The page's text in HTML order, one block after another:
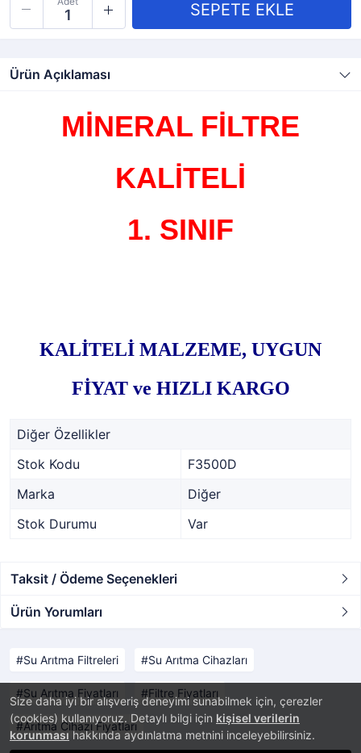
Size daha iyi bir alışveriş deneyimi sunabilmek için, çerezler
(cookies) kullanıyoruz. Detaylı bilgi için kişisel verilerin
korunmasıhakkında aydınlatma metnini inceleyebilirsiniz.
Ürün Açıklaması
MİNERAL FİLTRE
KALİTELİ
1. SINIF
KALİTELİ MALZEME, UYGUN
FİYAT ve HIZLI KARGO
Diğer Özellikler
Stok Kodu
F3500D
Marka
Diğer
Stok Durumu
Var
Taksit / Ödeme Seçenekleri
Ürün Yorumları
Su Arıtma Filtreleri Su Arıtma Cihazları
Su Arıtma Fiyatları Filtre Fiyatları
Arıtma Cihazı Fiyatları